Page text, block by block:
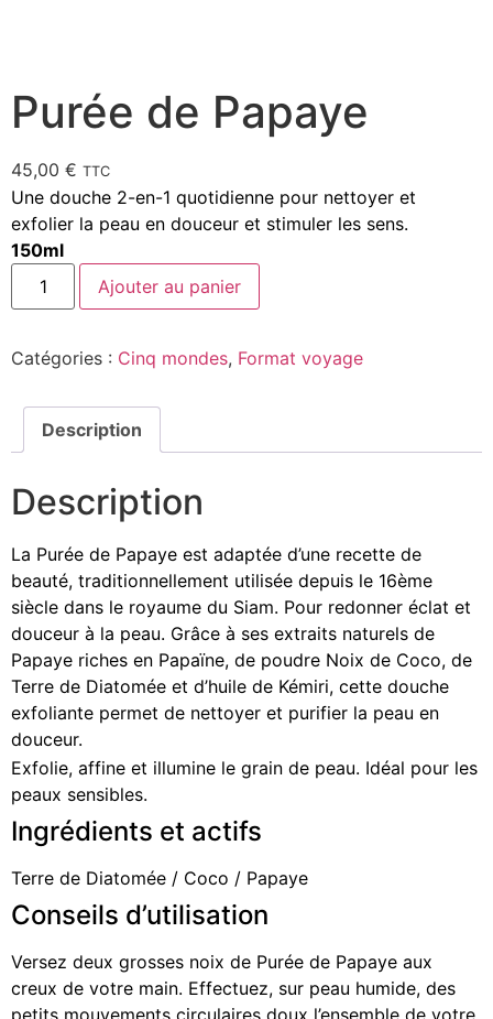
Purée de Papaye
45,00 € TTC
Une douche 2-en-1 quotidienne pour nettoyer et
exfolier la peau en douceur et stimuler les sens.
150ml
Ajouter au panier
Catégories : Cinq mondes, Format voyage
Description
Description
La Purée de Papaye est adaptée d’une recette de
beauté, traditionnellement utilisée depuis le 16ème
siècle dans le royaume du Siam. Pour redonner éclat et
douceur à la peau. Grâce à ses extraits naturels de
Papaye riches en Papaïne, de poudre Noix de Coco, de
Terre de Diatomée et d’huile de Kémiri, cette douche
exfoliante permet de nettoyer et purifier la peau en
douceur.
Exfolie, affine et illumine le grain de peau. Idéal pour les
peaux sensibles.
Ingrédients et actifs
Terre de Diatomée / Coco / Papaye
Conseils d’utilisation
Versez deux grosses noix de Purée de Papaye aux
creux de votre main. Effectuez, sur peau humide, des
petits mouvements circulaires doux l’ensemble de votre